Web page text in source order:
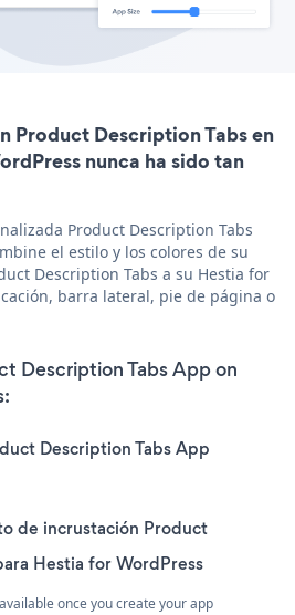
Product Description Tabs en
nunca ha sido tan
Product Description Tabs
el estilo y los colores de su
Description Tabs a su Hestia for
barra lateral, pie de página o
Description Tabs App on
Description Tabs App
de incrustación Product
Hestia for WordPress
once you create your app